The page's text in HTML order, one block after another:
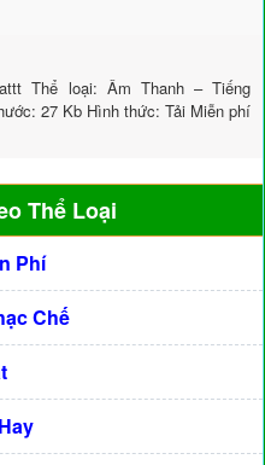
Thể loại: Âm Thanh – Tiếng
27 Kb Hình thức: Tải Miễn phí
Thể Loại
Phí
Chế